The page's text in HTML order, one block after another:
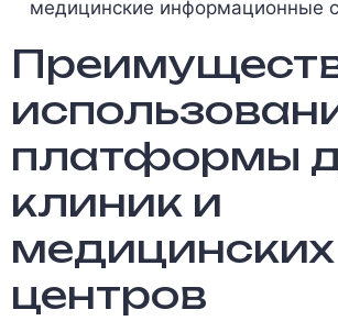
медицинские информационные
платформы
клиник и
медицинских
центров